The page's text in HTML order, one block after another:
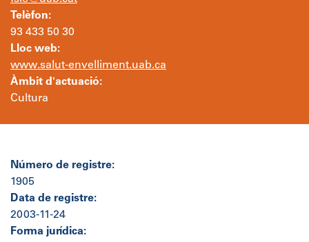
Telèfon:
93 433 50 30
Lloc web:
www.salut-envelliment.uab.ca
Àmbit d'actuació:
Cultura
Número de registre:
1905
Data de registre:
2003-11-24
Forma jurídica: